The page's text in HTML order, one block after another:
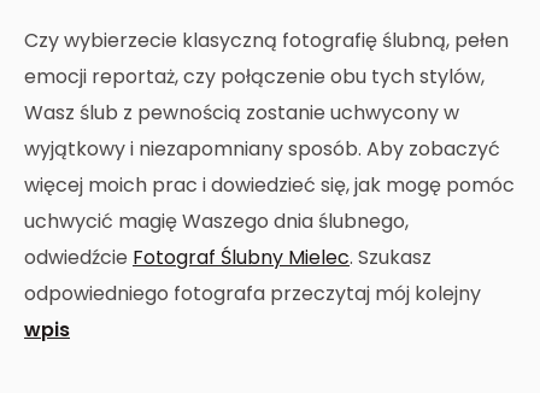
Czy wybierzecie klasyczną fotografię ślubną, pełen
emocji reportaż, czy połączenie obu tych stylów,
Wasz ślub z pewnością zostanie uchwycony w
wyjątkowy i niezapomniany sposób. Aby zobaczyć
więcej moich prac i dowiedzieć się, jak mogę pomóc
uchwycić magię Waszego dnia ślubnego,
odwiedźcie Fotograf Ślubny Mielec. Szukasz
odpowiedniego fotografa przeczytaj mój kolejny
wpis